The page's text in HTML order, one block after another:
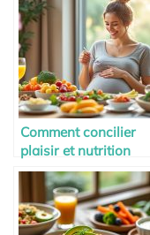
Comment concilier
plaisir et nutrition
pendant la maternité